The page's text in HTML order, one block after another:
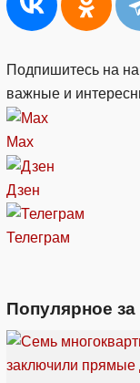
Подпишитесь на
важные и
Max
Дзен
Телеграм
Популярное